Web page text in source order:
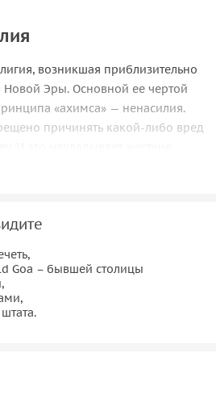
возникшая приблизительно
Новой Эры. Основной ее чертой
«ахимса» — ненасилия.
причинять какой-либо вред
последователей джайнизма.
По дороге наш гид расскажет
запрещены для джайнов, и
ходят голыми.
К сожалению, большая часть
Визитной карточкой мечети
Goa – бывшей столицы